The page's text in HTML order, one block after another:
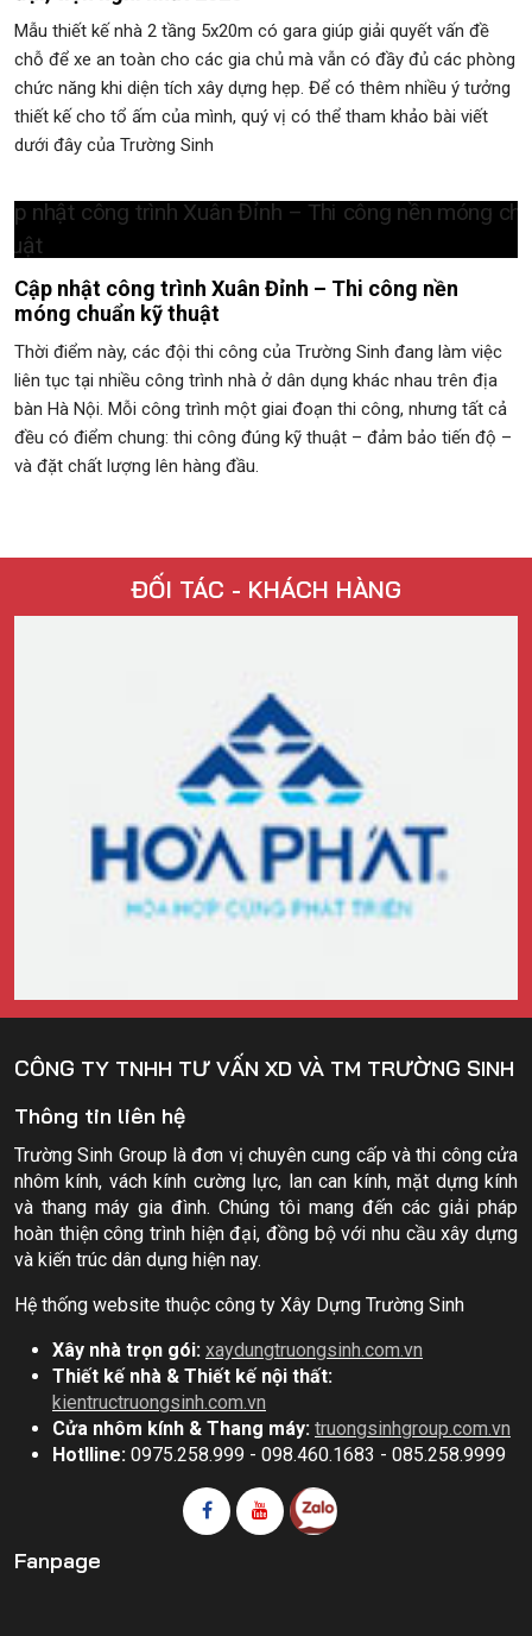
Mẫu thiết kế nhà 2 tầng 5x20m có gara giúp giải quyết vấn đề
chỗ để xe an toàn cho các gia chủ mà vẫn có đầy đủ các phòng
chức năng khi diện tích xây dựng hẹp. Để có thêm nhiều ý tưởng
thiết kế cho tổ ấm của mình, quý vị có thể tham khảo bài viết
dưới đây của Trường Sinh
Cập nhật công trình Xuân Đỉnh – Thi công nền
móng chuẩn kỹ thuật
Thời điểm này, các đội thi công của Trường Sinh đang làm việc
liên tục tại nhiều công trình nhà ở dân dụng khác nhau trên địa
bàn Hà Nội. Mỗi công trình một giai đoạn thi công, nhưng tất cả
đều có điểm chung: thi công đúng kỹ thuật – đảm bảo tiến độ –
và đặt chất lượng lên hàng đầu.
ĐỐI TÁC - KHÁCH HÀNG
CÔNG TY TNHH TƯ VẤN XD VÀ TM TRƯỜNG SINH
Thông tin liên hệ
Trường Sinh Group là đơn vị chuyên cung cấp và thi công cửa
nhôm kính, vách kính cường lực, lan can kính, mặt dựng kính
và thang máy gia đình. Chúng tôi mang đến các giải pháp
hoàn thiện công trình hiện đại, đồng bộ với nhu cầu xây dựng
và kiến trúc dân dụng hiện nay.
Hệ thống website thuộc công ty Xây Dựng Trường Sinh
Xây nhà trọn gói: xaydungtruongsinh.com.vn
Thiết kế nhà & Thiết kế nội thất:
kientructruongsinh.com.vn
Cửa nhôm kính & Thang máy: truongsinhgroup.com.vn
Hotlline: 0975.258.999 - 098.460.1683 - 085.258.9999
Fanpage